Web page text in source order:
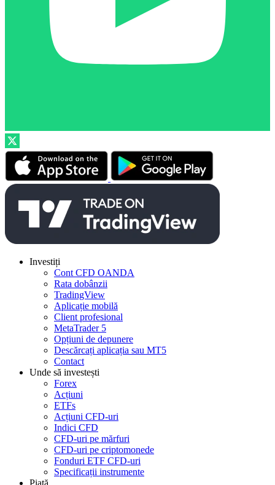
Investiți
Cont CFD OANDA
Rata dobânzii
TradingView
Aplicație mobilă
Client profesional
MetaTrader 5
Opțiuni de depunere
Descărcați aplicația sau MT5
Contact
Unde să investești
Forex
Acțiuni
ETFs
Acțiuni CFD-uri
Indici CFD
CFD-uri pe mărfuri
CFD-uri pe criptomonede
Fonduri ETF CFD-uri
Specificații instrumente
Piață